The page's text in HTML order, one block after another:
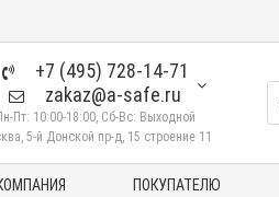
+7 (495) 728-14-71
zakaz@a-safe.ru
Пт: 10:00-18:00, Сб-Вс: Выходной
5-й Донской пр-д, 15 строение 11
ПОКУПАТЕЛЮ